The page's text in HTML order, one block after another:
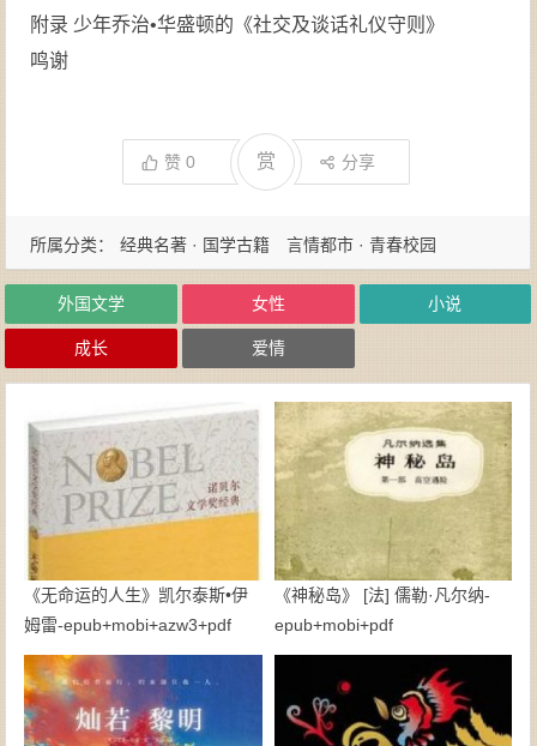
附录 少年乔治•华盛顿的《社交及谈话礼仪守则》
鸣谢
赞0 赏 分享
所属分类： 经典名著 · 国学古籍 言情都市 · 青春校园
外国文学 女性 小说
成长 爱情
《无命运的人生》凯尔泰斯•伊
姆雷-epub+mobi+azw3+pdf
《神秘岛》 [法] 儒勒·凡尔纳-
epub+mobi+pdf